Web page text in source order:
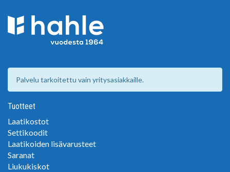
Palvelu tarkoitettu vain yritysasiakkaille.
Tuotteet
Laatikostot
Settikoodit
Laatikoiden lisävarusteet
Saranat
Liukukiskot